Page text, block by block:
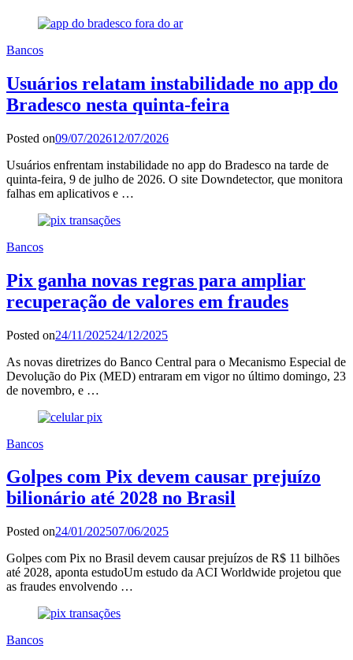
Bancos
Usuários relatam instabilidade no app do
Bradesco nesta quinta-feira
Posted on09/07/202612/07/2026
Usuários enfrentam instabilidade no app do Bradesco na tarde de
quinta-feira, 9 de julho de 2026. O site Downdetector, que monitora
falhas em aplicativos e …
Bancos
Pix ganha novas regras para ampliar
recuperação de valores em fraudes
Posted on24/11/202524/12/2025
As novas diretrizes do Banco Central para o Mecanismo Especial de
Devolução do Pix (MED) entraram em vigor no último domingo, 23
de novembro, e …
Bancos
Golpes com Pix devem causar prejuízo
bilionário até 2028 no Brasil
Posted on24/01/202507/06/2025
Golpes com Pix no Brasil devem causar prejuízos de R$ 11 bilhões
até 2028, aponta estudoUm estudo da ACI Worldwide projetou que
as fraudes envolvendo …
Bancos